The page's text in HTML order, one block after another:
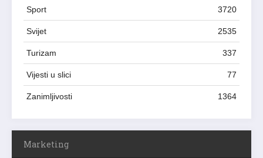
Sport 3720
Svijet 2535
Turizam 337
Vijesti u slici 77
Zanimljivosti 1364
Marketing